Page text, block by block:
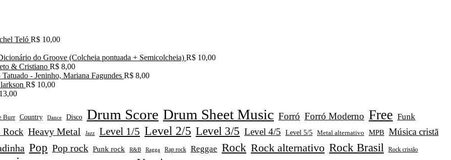
Teló R$ 10,00
do Groove (Colcheia pontuada + Semicolcheia) R$ 10,00
& Cristiano R$ 8,00
Tatuado - Jeninho, Mariana Fagundes R$ 8,00
R$ 10,00
13,00
Burr Country Dance Disco Drum Score Drum Sheet Music Forró Forró Moderno Free Funk
Rock Heavy Metal Jazz Level 1/5 Level 2/5 Level 3/5 Level 4/5 Level 5/5 Metal alternativo MPB Música cristã
Pop Pop rock Punk rock R&B Ragga Rap rock Reggae Rock Rock alternativo Rock Brasil Rock cristão